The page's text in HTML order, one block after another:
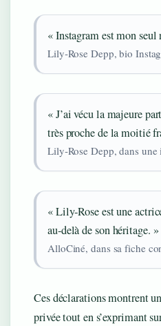
« Instagram est mon seul
Lily‑Rose Depp, bio
« J’ai vécu la majeure
très proche de la moitié
Lily‑Rose Depp, dans
« Lily‑Rose est une
au‑delà de son héritage. »
AlloCiné, dans sa fiche
Ces déclarations montrent
privée tout en s’exprimant